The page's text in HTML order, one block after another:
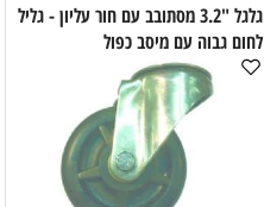
גלגל "3.2 מסתובב עם חור עליון - גליל
לחום גבוה עם מיסב כפול